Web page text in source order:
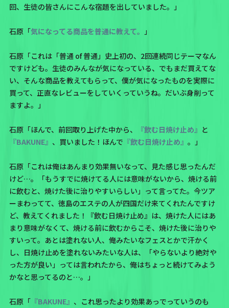
回、生徒の皆さんにこんな宿題を出していました。」
石原「気になってる商品を普通に教えて。 」
石原「これは「普通 of 普通」史上初の、2回連続同じテーマなん
ですけども。生徒のみんなが気になっている、でもまだ買えてな
い、そんな商品を教えてもらって、僕が気になったものを実際に
買って、正直なレビューをしていくっていうね。だいぶ身削って
ますよ。」
石原「ほんで、前回取り上げた中から、 『飲む日焼け止め』 と
『BAKUNE』 、買いました！ほんで 『飲む日焼け止め』 。」
石原「これは俺はあんまり効果無いなって、見た感じ思ったんだ
けど…。「もうすでに焼けてる人には意味がないから、焼ける前
に飲むと、焼けた後に治りやすいらしい」って言ってた。今ツア
ーまわってて、徳島のエステの人が四国だけ来てくれたんですけ
ど、教えてくれました！『飲む日焼け止め』は、焼けた人にはあ
まり意味がなくて、焼ける前に飲むからこそ、焼けた後に治りや
すいって。あとは塗れない人、俺みたいなフェスとかで汗かく
し、日焼け止めを塗れないみたいな人は、「やらないより絶対や
った方が良い」っては言われたから、俺はちょっと続けてみよう
かなと思ってるのと…。」
石原「『BAKUNE』 、これ思ったより効果あっでっていうのも